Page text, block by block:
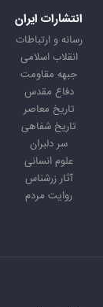
انتشارات ایران
رسانه و ارتباطات
انقلاب اسلامی
جبهه مقاومت
دفاع مقدس
تاریخ معاصر
تاریخ شفاهی
سر دلبران
علوم انسانی
آثار زرشناس
روایت مردم